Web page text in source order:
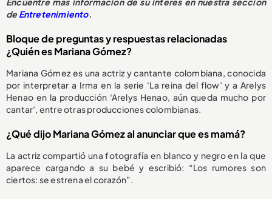
deEntretenimiento.
Bloque de preguntas y respuestas relacionadas
¿Quién es Mariana Gómez?
Mariana Gómez es una actriz y cantante colombiana, conocida
por interpretar a Irma en la serie ‘La reina del flow’ y a Arelys
Henao en la producción ‘Arelys Henao, aún queda mucho por
cantar’, entre otras producciones colombianas.
¿Qué dijo Mariana Gómez al anunciar que es mamá?
La actriz compartió una fotografía en blanco y negro en la que
aparece cargando a su bebé y escribió: “Los rumores son
ciertos: se estrena el corazón”.